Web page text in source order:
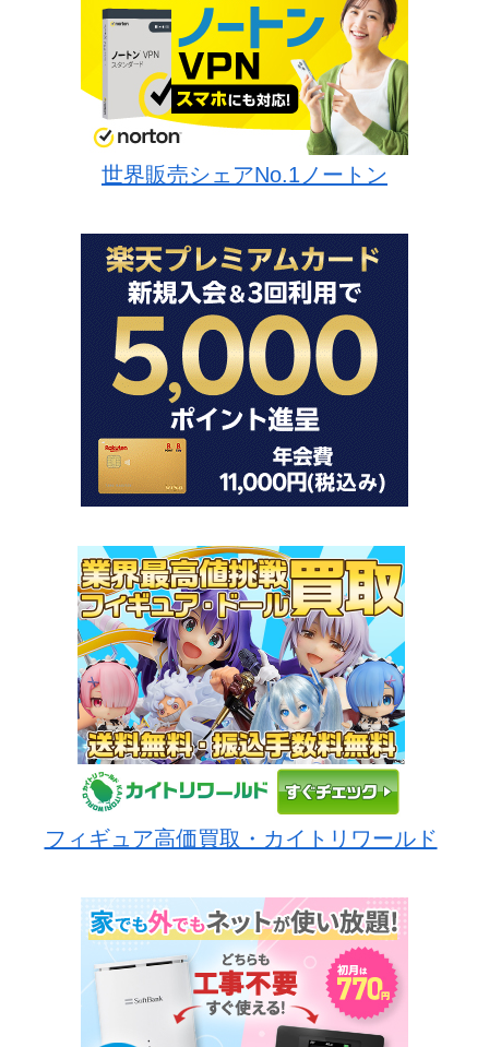
世界販売シェアNo.1ノートン
フィギュア高価買取・カイトリワールド